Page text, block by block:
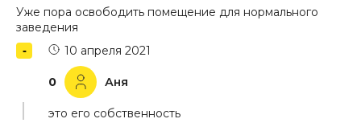
Уже пора освободить помещение для нормального
заведения
0 Аня
10 апреля 2021
это его собственность